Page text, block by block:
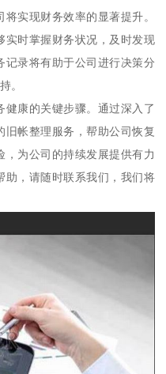
实现财务效率的显著提升。
实时掌握财务状况，及时发现
记录将有助于公司进行决策分
。
健康的关键步骤。通过深入了
帐整理服务，帮助公司恢复
，为公司的持续发展提供有力
助，请随时联系我们，我们将